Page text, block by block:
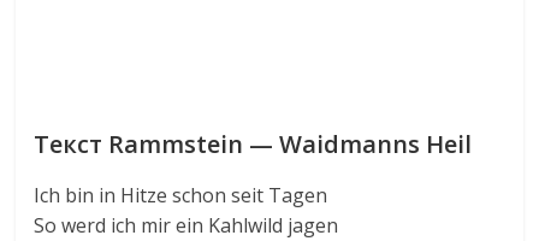
Текст Rammstein — Waidmanns Heil
Ich bin in Hitze schon seit Tagen
So werd ich mir ein Kahlwild jagen